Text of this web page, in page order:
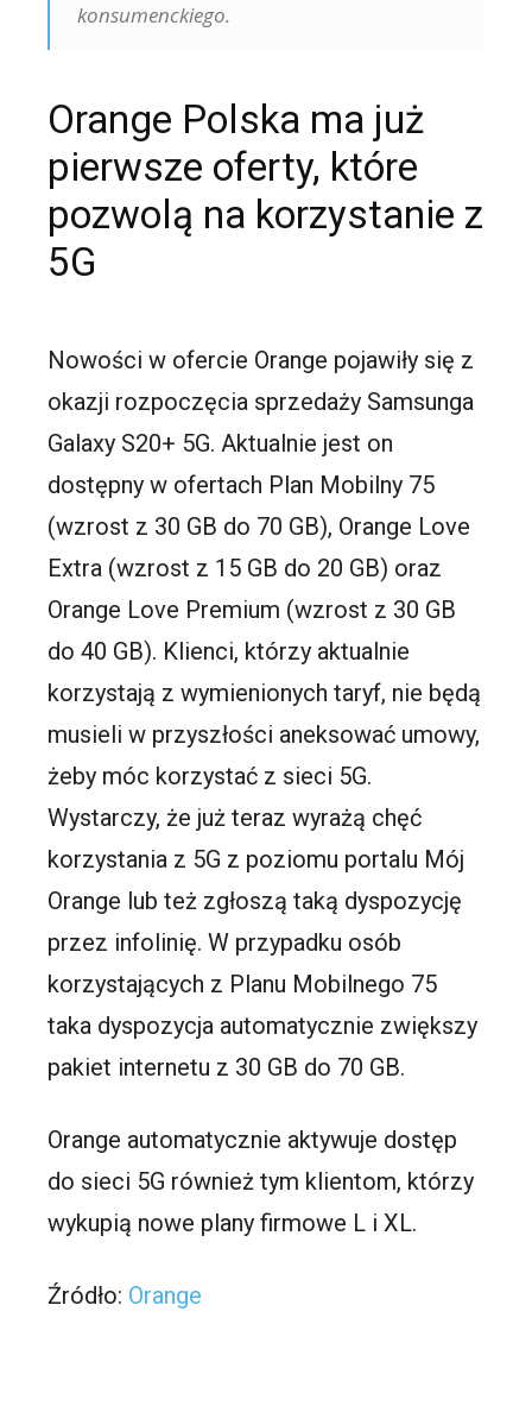
konsumenckiego.
Orange Polska ma już
pierwsze oferty, które
pozwolą na korzystanie z
5G
Nowości w ofercie Orange pojawiły się z
okazji rozpoczęcia sprzedaży Samsunga
Galaxy S20+ 5G. Aktualnie jest on
dostępny w ofertach Plan Mobilny 75
(wzrost z 30 GB do 70 GB), Orange Love
Extra (wzrost z 15 GB do 20 GB) oraz
Orange Love Premium (wzrost z 30 GB
do 40 GB). Klienci, którzy aktualnie
korzystają z wymienionych taryf, nie będą
musieli w przyszłości aneksować umowy,
żeby móc korzystać z sieci 5G.
Wystarczy, że już teraz wyrażą chęć
korzystania z 5G z poziomu portalu Mój
Orange lub też zgłoszą taką dyspozycję
przez infolinię. W przypadku osób
korzystających z Planu Mobilnego 75
taka dyspozycja automatycznie zwiększy
pakiet internetu z 30 GB do 70 GB.
Orange automatycznie aktywuje dostęp
do sieci 5G również tym klientom, którzy
wykupią nowe plany firmowe L i XL.
Źródło: Orange